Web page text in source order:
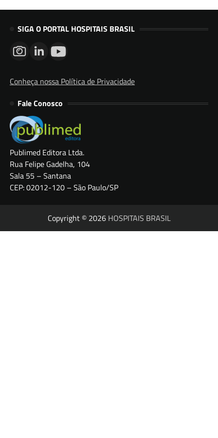
SIGA O PORTAL HOSPITAIS BRASIL
Conheça nossa Política de Privacidade
Fale Conosco
Publimed Editora Ltda.
Rua Felipe Gadelha, 104
Sala 55 – Santana
CEP: 02012-120 – São Paulo/SP
Copyright © 2026 HOSPITAIS BRASIL